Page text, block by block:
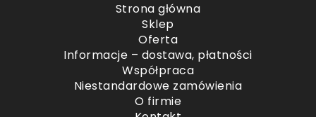
Strona główna
Sklep
Oferta
Informacje – dostawa, płatności
Współpraca
Niestandardowe zamówienia
O firmie